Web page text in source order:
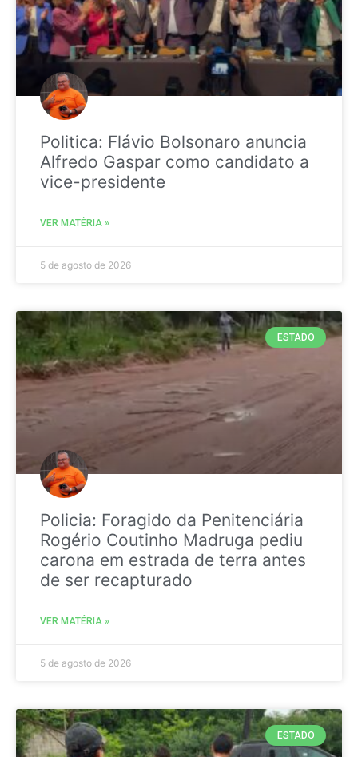
Politica: Flávio Bolsonaro anuncia
Alfredo Gaspar como candidato a
vice-presidente
VER MATÉRIA »
5 de agosto de 2026
ESTADO
Policia: Foragido da Penitenciária
Rogério Coutinho Madruga pediu
carona em estrada de terra antes
de ser recapturado
VER MATÉRIA »
5 de agosto de 2026
ESTADO